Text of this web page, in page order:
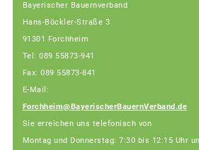
Bayerischer Bauernverband
Hans-Böckler-Straße 3
91301 Forchheim
Tel: 089 55873-941
Fax: 089 55873-841
E-Mail:
Forchheim@BayerischerBauernVerband.de
Sie erreichen uns telefonisch von
Montag und Donnerstag: 7:30 bis 12:15 Uhr